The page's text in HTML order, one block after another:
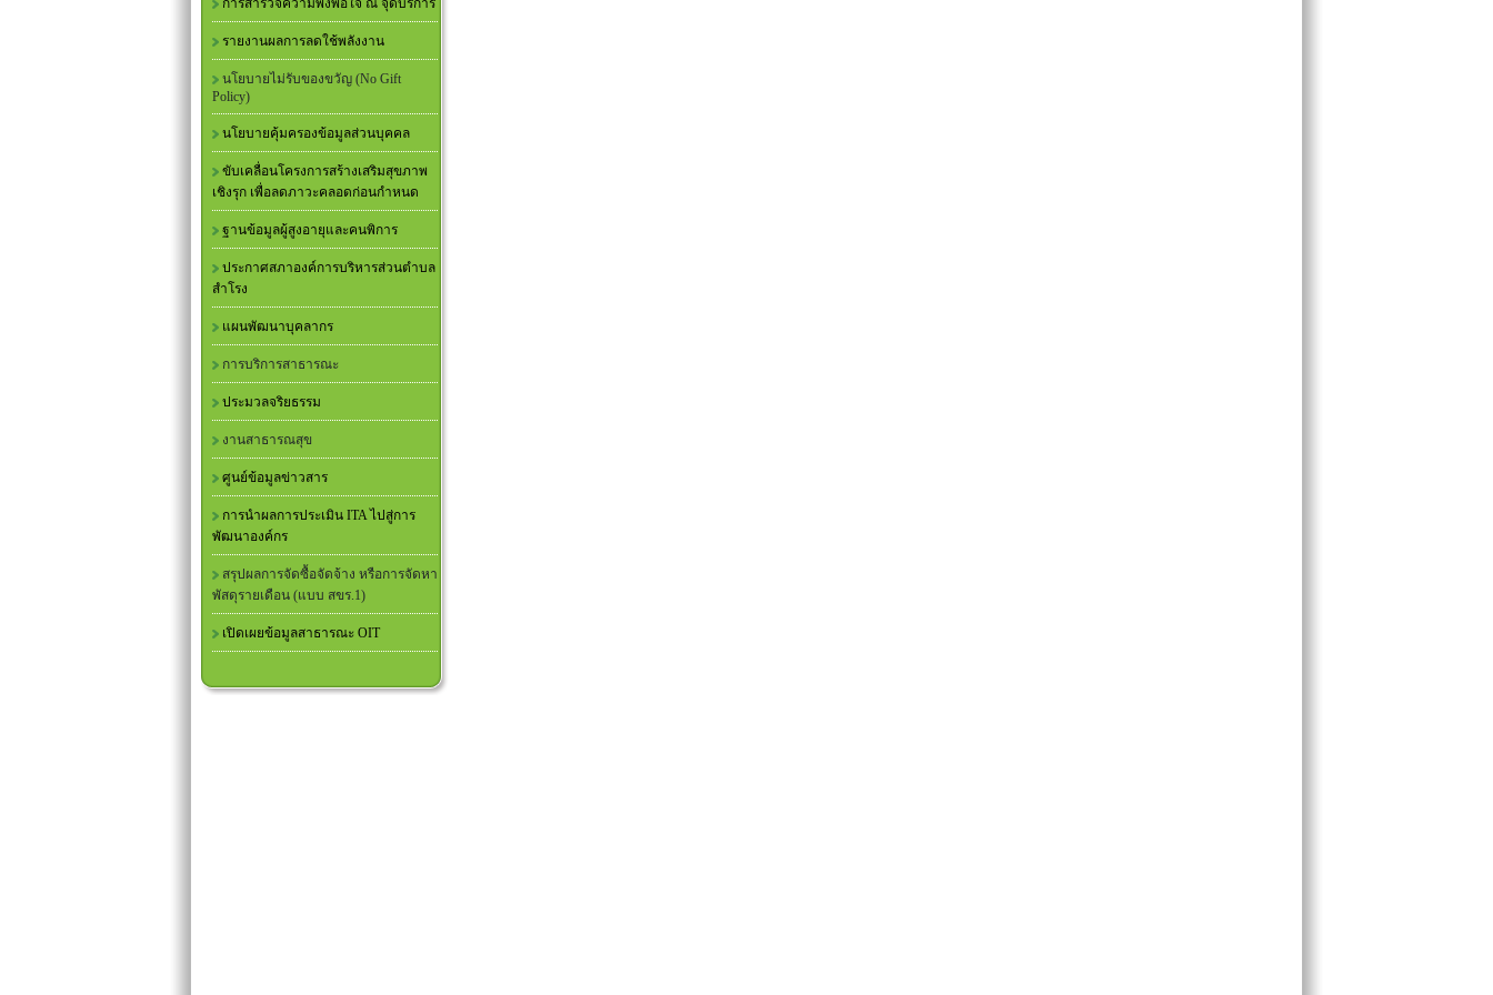
การสำรวจความพึงพอใจ ณ จุดบริการ
รายงานผลการลดใช้พลังงาน
นโยบายไม่รับของขวัญ (No Gift
Policy)
นโยบายคุ้มครองข้อมูลส่วนบุคคล
ขับเคลื่อนโครงการสร้างเสริมสุขภาพ
เชิงรุก เพื่อลดภาวะคลอดก่อนกำหนด
ฐานข้อมูลผู้สูงอายุและคนพิการ
ประกาศสภาองค์การบริหารส่วนตำบล
สำโรง
แผนพัฒนาบุคลากร
การบริการสาธารณะ
ประมวลจริยธรรม
งานสาธารณสุข
ศูนย์ข้อมูลข่าวสาร
การนำผลการประเมิน ITA ไปสู่การ
พัฒนาองค์กร
สรุปผลการจัดซื้อจัดจ้าง หรือการจัดหา
พัสดุรายเดือน (แบบ สขร.1)
เปิดเผยข้อมูลสาธารณะ OIT